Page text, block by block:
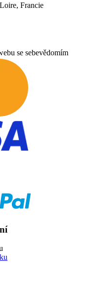
Francie
se sebevědomím